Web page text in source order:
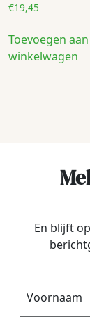
€19,45
Toevoegen aan
winkelwagen
En blijft